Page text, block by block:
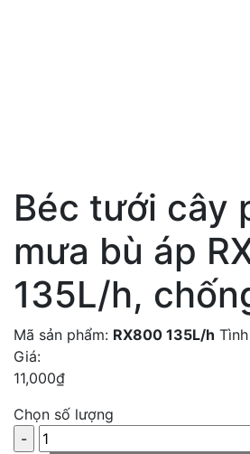
Béc tưới cây
mưa bù áp
135L/h,
Mã sản phẩm: RX800 135L/h
Giá:
11,000₫
Chọn số lượng